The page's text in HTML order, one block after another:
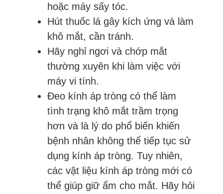
hoặc máy sấy tóc.
Hút thuốc lá gây kích ứng và làm
khô mắt, cần tránh.
Hãy nghỉ ngơi và chớp mắt
thường xuyên khi làm việc với
máy vi tính.
Đeo kính áp tròng có thể làm
tình trạng khô mắt trầm trọng
hơn và là lý do phổ biến khiến
bệnh nhân không thể tiếp tục sử
dụng kính áp tròng. Tuy nhiên,
các vật liệu kính áp tròng mới có
thể giúp giữ ẩm cho mắt. Hãy hỏi